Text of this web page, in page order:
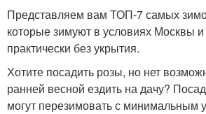
Представляем вам ТОП-7 самых
которые зимуют в условиях Москвы
практически без укрытия.
Хотите посадить розы, но нет
ранней весной ездить на дачу?
могут перезимовать с минимальным